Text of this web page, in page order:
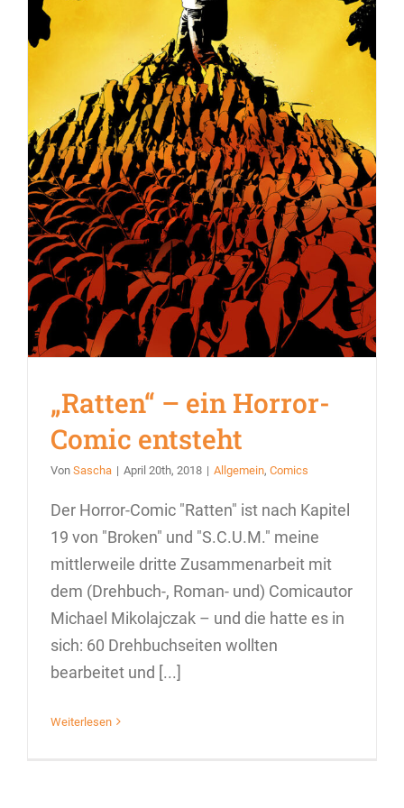
„Ratten“ – ein Horror-
Comic entsteht
Von Sascha | April 20th, 2018 | Allgemein, Comics
Der Horror-Comic "Ratten" ist nach Kapitel
19 von "Broken" und "S.C.U.M." meine
mittlerweile dritte Zusammenarbeit mit
dem (Drehbuch-, Roman- und) Comicautor
Michael Mikolajczak – und die hatte es in
sich: 60 Drehbuchseiten wollten
bearbeitet und [...]
Weiterlesen